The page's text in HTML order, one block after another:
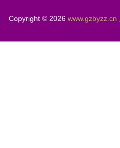
Copyright © 2026 www.gzbyzz.cn